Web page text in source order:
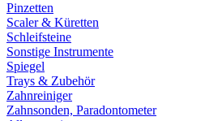
Pinzetten
Scaler & Küretten
Schleifsteine
Sonstige Instrumente
Spiegel
Trays & Zubehör
Zahnreiniger
Zahnsonden, Paradontometer